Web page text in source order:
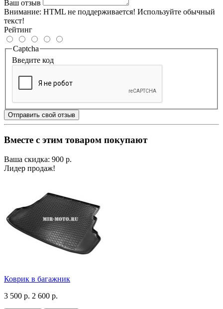
Ваш отзыв
Внимание: HTML не поддерживается! Используйте обычный
текст!
Рейтинг
Captcha
Введите код
Отправить свой отзыв
Вместе с этим товаром покупают
Ваша скидка: 900 р.
Лидер продаж!
Коврик в багажник
3 500 р. 2 600 р.